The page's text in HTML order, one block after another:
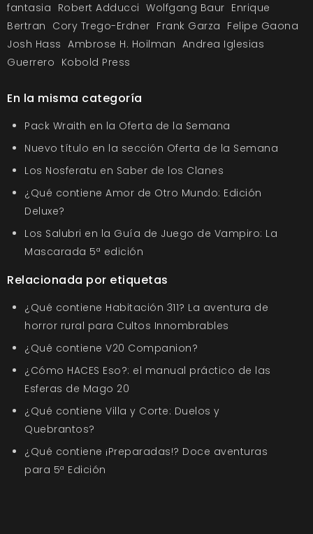
fantasia Robert Adducci Wolfgang Baur Enrique
Bertran Cory Trego-Erdner Frank Garza Felipe Gaona
Josh Hass Ambrose H. Hoilman Andrea Iglesias
Guerrero Kobold Press
En la misma categoría
Pack Wraith en la Oferta de la Semana
Nuevo título en la sección Oferta de la Semana
Los Nosferatu en Saber de los Clanes
¿Qué contiene Amor de Otro Mundo: Edición
Deluxe?
Los Salubri en la Guía de Juego de Vampiro: La
Mascarada 5ª edición
Relacionada por etiquetas
¿Qué contiene Habitación 311? La aventura de
horror rural para Cultos Innombrables
¿Qué contiene V20 Companion?
¿Cómo HACES Eso?: el manual práctico de las
Esferas de Mago 20
¿Qué contiene Villa y Corte: Duelos y
Quebrantos?
¿Qué contiene ¡Preparadas!? Doce aventuras
para 5ª Edición